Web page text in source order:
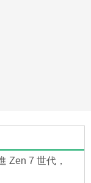
Zen 7 世代，